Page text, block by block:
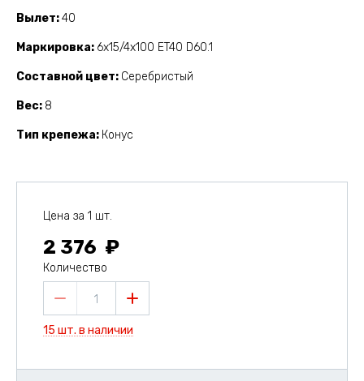
Вылет 40
Маркировка 6x15/4x100 ET40 D60.1
Составной цвет Серебристый
Вес 8
Тип крепежа Конус
Цена за 1 шт.
2 376
Количество
1
15 шт. в наличии